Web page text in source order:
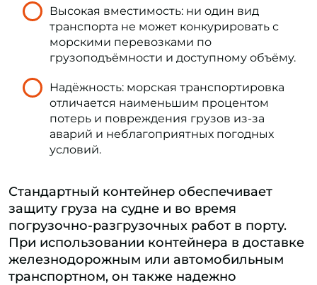
Высокая вместимость: ни один вид
транспорта не может конкурировать с
морскими перевозками по
грузоподъёмности и доступному объёму.
Надёжность: морская транспортировка
отличается наименьшим процентом
потерь и повреждения грузов из-за
аварий и неблагоприятных погодных
условий.
Стандартный контейнер обеспечивает
защиту груза на судне и во время
погрузочно-разгрузочных работ в порту.
При использовании контейнера в доставке
железнодорожным или автомобильным
транспортном, он также надежно